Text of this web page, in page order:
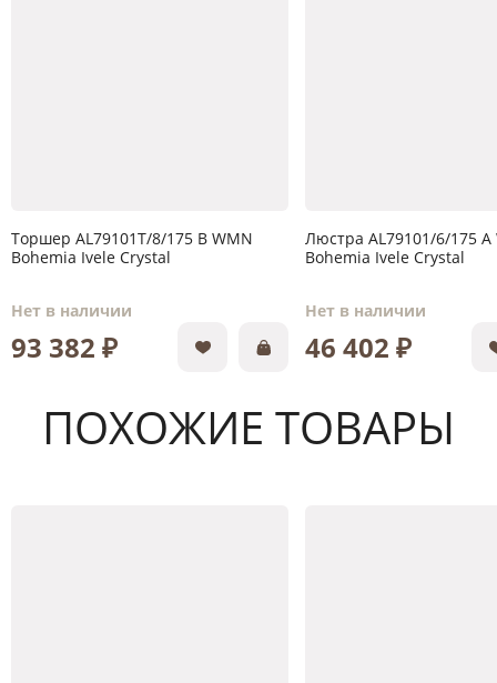
Торшер AL79101T/8/175 B WMN
Bohemia Ivele Crystal
Нет в наличии
93 382 ₽
Люстра AL79101/6/175 A
Bohemia Ivele Crystal
Нет в наличии
46 402 ₽
ПОХОЖИЕ ТОВАРЫ